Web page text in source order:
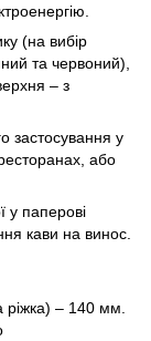
(на вибір
та червоний),
– з
застосування у
або
у паперові
кави на винос.
ріжка) – 140 мм.